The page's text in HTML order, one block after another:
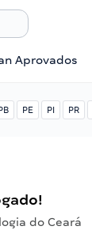
Aprovados
PE PI PR
do Ceará